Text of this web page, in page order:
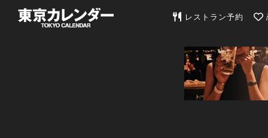
東京カレンダー | 最新
レストラン予約